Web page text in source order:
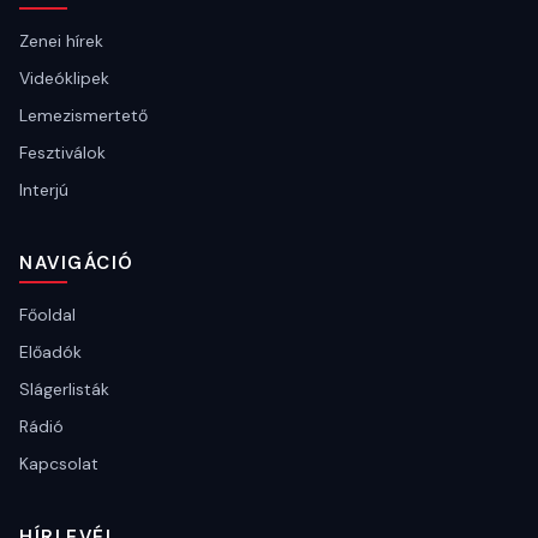
Zenei hírek
Videóklipek
Lemezismertető
Fesztiválok
Interjú
NAVIGÁCIÓ
Főoldal
Előadók
Slágerlisták
Rádió
Kapcsolat